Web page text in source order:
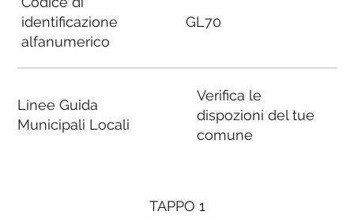
identificazione
alfanumerico
Linee Guida
Municipali Locali
GL70
Verifica le
dispozioni del tue
comune
TAPPO 1